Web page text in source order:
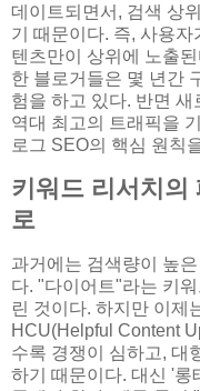
데이트되면서, 검색 상
기 때문이다. 즉, 사용
텐츠만이 상위에 노출
한 블로거들은 몇 년간
험을 하고 있다. 반면
역대 최고의 트래픽을
로그 SEO의 핵심 원칙
키워드 리서치의
로
과거에는 검색량이 높
다. "다이어트"라는 키
린 것이다. 하지만 이제
HCU(Helpful Content
수록 경쟁이 심하고, 대
하기 때문이다. 대신 '롱